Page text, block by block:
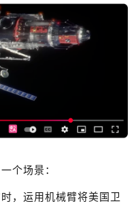
个场景：
，运用机械臂将美国卫